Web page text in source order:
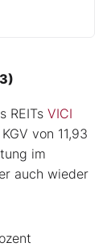
REITs VICI
von 11,93
im
auch wieder